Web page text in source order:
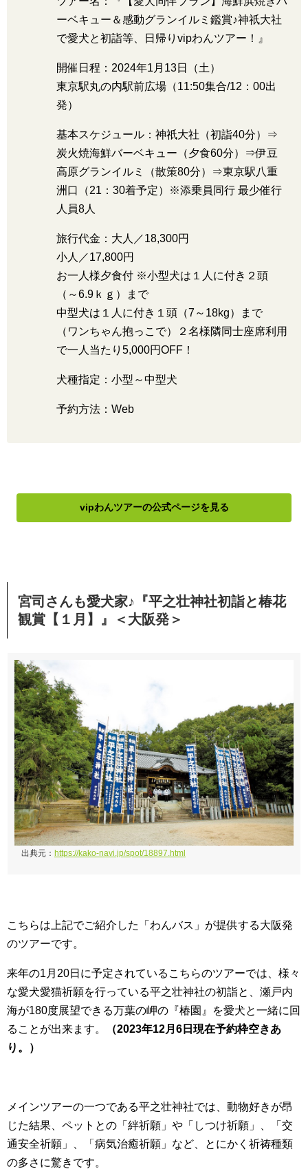
ーベキュー＆感動グランイルミ鑑賞♪神祇大社
で愛犬と初詣等、日帰りvipわんツアー！』
開催日程：2024年1月13日（土）
東京駅丸の内駅前広場（11:50集合/12：00出
発）
基本スケジュール：神祇大社（初詣40分）⇒
炭火焼海鮮バーベキュー（夕食60分）⇒伊豆
高原グランイルミ（散策80分）⇒東京駅八重
洲口（21：30着予定）※添乗員同行 最少催行
人員8人
旅行代金：大人／18,300円
小人／17,800円
お一人様夕食付 ※小型犬は１人に付き２頭
（～6.9ｋｇ）まで
中型犬は１人に付き１頭（7～18kg）まで
（ワンちゃん抱っこで）２名様隣同士座席利用
で一人当たり5,000円OFF！
犬種指定：小型～中型犬
予約方法：Web
vipわんツアーの公式ページを見る
宮司さんも愛犬家♪『平之壮神社初詣と椿花
観賞【１月】』＜大阪発＞
出典元： https://kako-navi.jp/spot/18897.html
こちらは上記でご紹介した「わんバス」が提供する大阪発
のツアーです。
来年の1月20日に予定されているこちらのツアーでは、様々
な愛犬愛猫祈願を行っている平之壮神社の初詣と、瀬戸内
海が180度展望できる万葉の岬の『椿園』を愛犬と一緒に回
ることが出来ます。
（2023年12月6日現在予約枠空きあ
り。）
メインツアーの一つである平之壮神社では、動物好きが昂
じた結果、ペットとの「絆祈願」や「しつけ祈願」、「交
通安全祈願」、「病気治癒祈願」など、とにかく祈祷種類
の多さに驚きです。